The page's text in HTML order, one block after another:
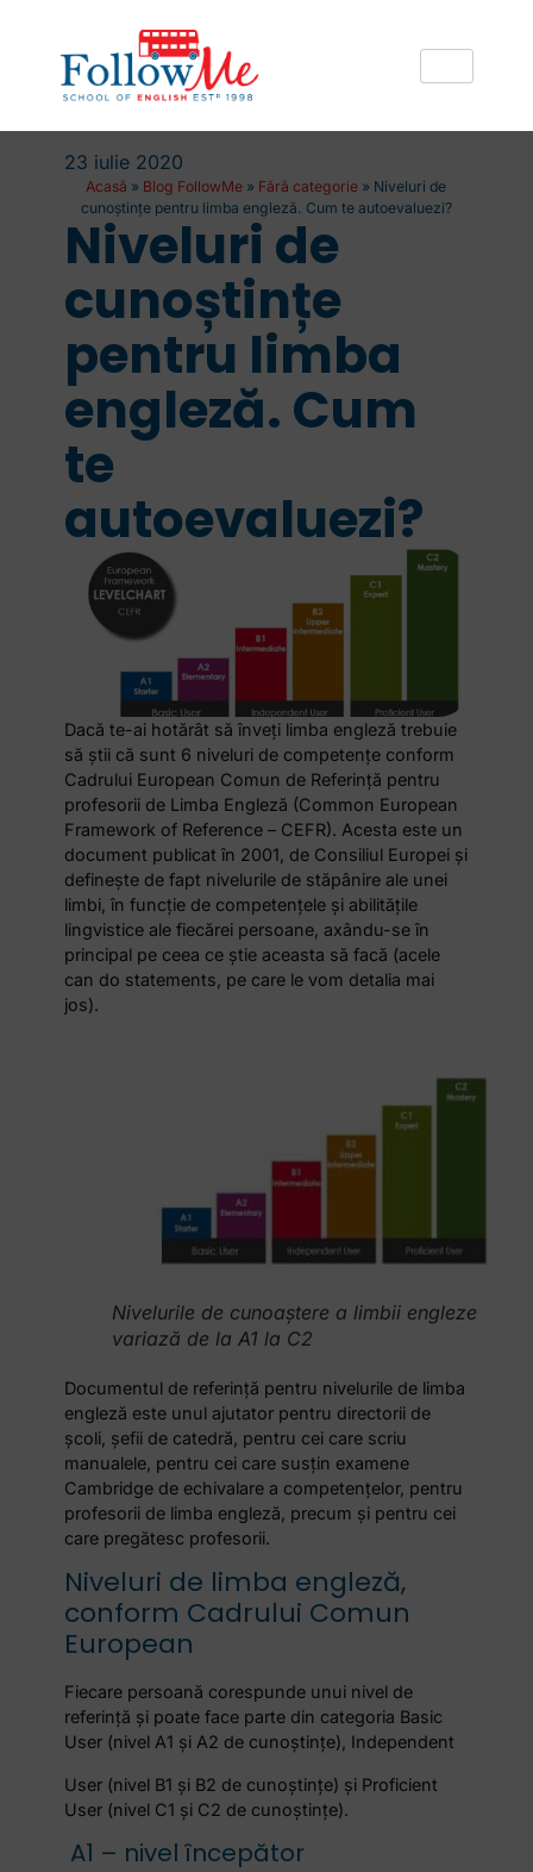
23 iulie 2020
Acasă » Blog FollowMe » Fără categorie » Niveluri de
cunoștințe pentru limba engleză. Cum te autoevaluezi?
Niveluri de
cunoștințe
pentru limba
engleză. Cum
te
autoevaluezi?
Dacă te-ai hotărât să înveți limba engleză trebuie
să știi că sunt 6 niveluri de competențe conform
Cadrului European Comun de Referință pentru
profesorii de Limba Engleză (Common European
Framework of Reference – CEFR). Acesta este un
document publicat în 2001, de Consiliul Europei și
definește de fapt nivelurile de stăpânire ale unei
limbi, în funcție de competențele și abilitățile
lingvistice ale fiecărei persoane, axându-se în
principal pe ceea ce știe aceasta să facă (acele
can do statements, pe care le vom detalia mai
jos).
Nivelurile de cunoaștere a limbii engleze
variază de la A1 la C2
Documentul de referință pentru nivelurile de limba
engleză este unul ajutator pentru directorii de
școli, șefii de catedră, pentru cei care scriu
manualele, pentru cei care susțin examene
Cambridge de echivalare a competențelor, pentru
profesorii de limba engleză, precum și pentru cei
care pregătesc profesorii.
Niveluri de limba engleză,
conform Cadrului Comun
European
Fiecare persoană corespunde unui nivel de
referință și poate face parte din categoria Basic
User (nivel A1 și A2 de cunoștințe), Independent
User (nivel B1 și B2 de cunoștințe) și Proficient
User (nivel C1 și C2 de cunoștințe).
A1 – nivel începător